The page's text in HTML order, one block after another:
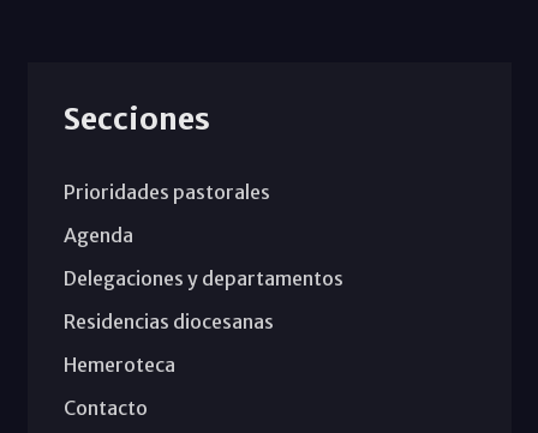
Secciones
Prioridades pastorales
Agenda
Delegaciones y departamentos
Residencias diocesanas
Hemeroteca
Contacto